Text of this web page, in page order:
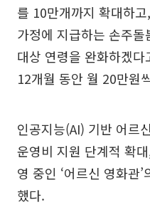
를 10만개까지 확대하
가정에 지급하는 손주
대상 연령을 완화하겠
12개월 동안 월 20만원
인공지능(AI) 기반 어르
운영비 지원 단계적 확
영 중인 ‘어르신 영화관
했다.